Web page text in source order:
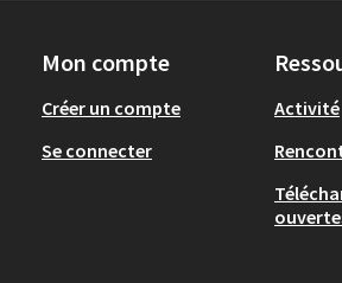
Mon compte
Créer un compte
Se connecter
Activité